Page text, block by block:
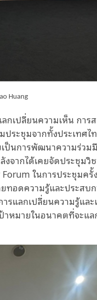
Huang
กเปลี่ยนความเห็น กา
ระชุมจากทั้งประเทศไ
ป็นการพัฒนาความร่วม
จากได้เคยจัดประชุมวิ
ในการประชุมครั้
อดความรู้และประสบ
รแลกเปลี่ยนความรู้แล
าหมายในอนาคตที่จะแ